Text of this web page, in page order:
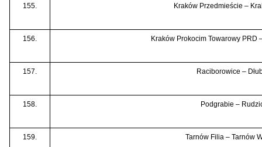
155. Kraków Przedmieście –
156. Kraków Prokocim Towarowy PRD
157. Raciborowice –
158. Podgrabie –
159. Tarnów Filia – Tarnów